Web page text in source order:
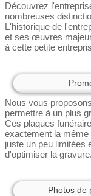
Découvrez
nombreuses
L'historique de
et ses œuvres
à cette petite
Nous vous
permettre à un plus
Ces plaques
exactement la
juste un peu limitées
d'optimiser la gravure.
Photos de